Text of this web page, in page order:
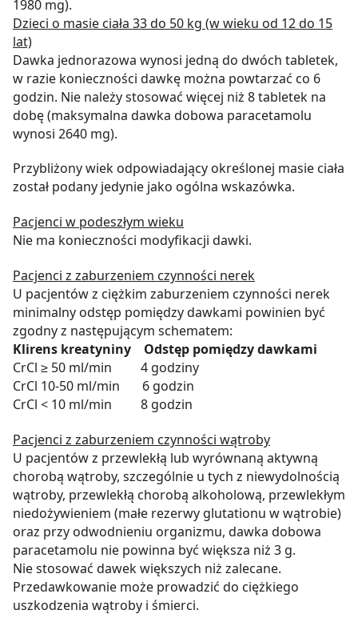
1980 mg).
Dzieci o masie ciała 33 do 50 kg (w wieku od 12 do 15
lat)
Dawka jednorazowa wynosi jedną do dwóch tabletek,
w razie konieczności dawkę można powtarzać co 6
godzin. Nie należy stosować więcej niż 8 tabletek na
dobę (maksymalna dawka dobowa paracetamolu
wynosi 2640 mg).
Przybliżony wiek odpowiadający określonej masie ciała
został podany jedynie jako ogólna wskazówka.
Pacjenci w podeszłym wieku
Nie ma konieczności modyfikacji dawki.
Pacjenci z zaburzeniem czynności nerek
U pacjentów z ciężkim zaburzeniem czynności nerek
minimalny odstęp pomiędzy dawkami powinien być
zgodny z następującym schematem:
Klirens kreatyniny Odstęp pomiędzy dawkami
CrCl ≥ 50 ml/min 4 godziny
CrCl 10-50 ml/min 6 godzin
CrCl < 10 ml/min 8 godzin
Pacjenci z zaburzeniem czynności wątroby
U pacjentów z przewlekłą lub wyrównaną aktywną
chorobą wątroby, szczególnie u tych z niewydolnością
wątroby, przewlekłą chorobą alkoholową, przewlekłym
niedożywieniem (małe rezerwy glutationu w wątrobie)
oraz przy odwodnieniu organizmu, dawka dobowa
paracetamolu nie powinna być większa niż 3 g.
Nie stosować dawek większych niż zalecane.
Przedawkowanie może prowadzić do ciężkiego
uszkodzenia wątroby i śmierci.